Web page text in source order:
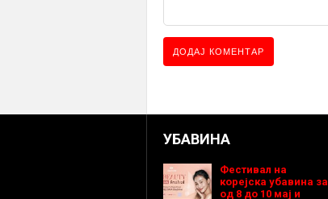
УБАВИНА
Фестивал на
корејска убавина за
од 8 до 10 мај и